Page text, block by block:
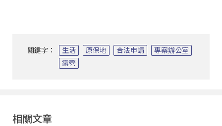
關鍵字： 生活 原保地 合法申請
專案辦公室
露營
相關文章